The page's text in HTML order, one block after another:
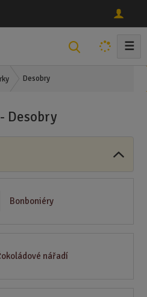
☰
Desobry
Desobry
Bonboniéry
nářadí